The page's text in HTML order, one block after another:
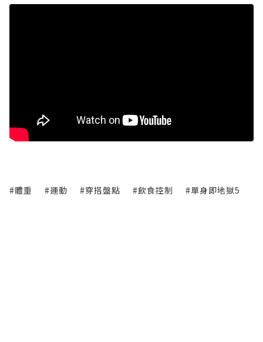
#體重 #運動 #穿搭盤點 #飲食控制 #單身即地獄5